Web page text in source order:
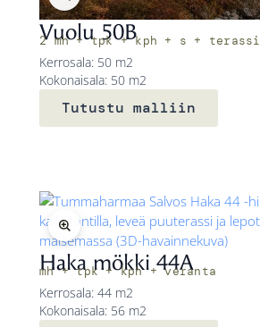
Vuolu 50B
2 mh + tpk + kph + s + terassi
Kerrosala: 50 m2
Kokonaisala: 50 m2
Tutustu malliin
Haka mökki 44A
mh + tpk + kph + veranta
Kerrosala: 44 m2
Kokonaisala: 56 m2